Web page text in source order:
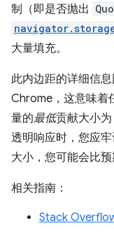
制（即是否抛出
大量填充。
此内边距的详细信
Chrome，这意味着
量的最低贡献大小为
透明响应时，您应
大小，您可能会比
相关指南：
Stack